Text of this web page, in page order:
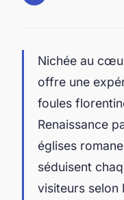
Nichée au
offre une
foules
Renaissance
églises
séduisent
visiteurs selon